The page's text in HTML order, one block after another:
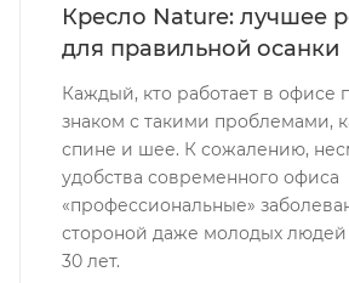
Кресло Nature: лучшее
для правильной осанки
Каждый, кто работает в офисе
знаком с такими проблемами,
спине и шее. К сожалению,
удобства современного офиса
«профессиональные»
стороной даже молодых людей
30 лет.